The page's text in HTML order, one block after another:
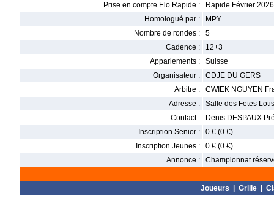
Prise en compte Elo Rapide :
Rapide Février 2026
Homologué par :
MPY
Nombre de rondes :
5
Cadence :
12+3
Appariements :
Suisse
Organisateur :
CDJE DU GERS
Arbitre :
CWIEK NGUYEN
Adresse :
Salle des Fetes
Contact :
Denis DESPAUX
Inscription Senior :
0 € (0 €)
Inscription Jeunes :
0 € (0 €)
Annonce :
Championnat
Joueurs Grille|